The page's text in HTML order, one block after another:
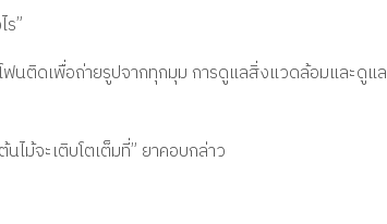
”
ฟนติดเพื่อถ่ายรูปจากทุกมุม การดูแลสิ่งแวดล้อมและดูแล
ไม้จะเติบโตเต็มที่” ยาคอบกล่าว